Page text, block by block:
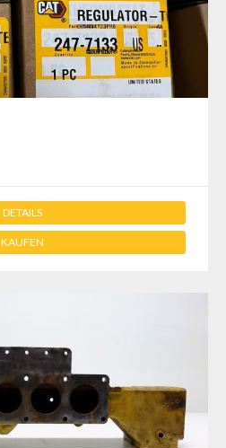
DETAILS
KAUFEN